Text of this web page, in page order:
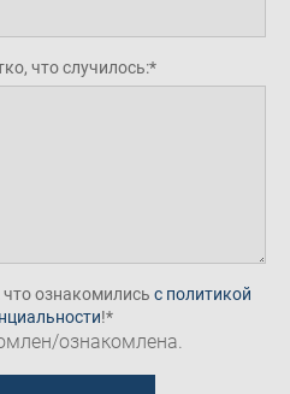
что случилось:
ознакомились с политикой
!
ознакомлена.